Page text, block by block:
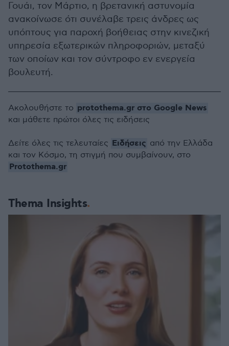
Γουάι, τον Μάρτιο, η βρετανική αστυνομία
ανακοίνωσε ότι συνέλαβε τρεις άνδρες ως
υπόπτους για παροχή βοήθειας στην κινεζική
υπηρεσία εξωτερικών πληροφοριών, μεταξύ
των οποίων και τον σύντροφο εν ενεργεία
βουλευτή.
Thema Insights
Ακολουθήστε το protothema.gr στο Google News
και μάθετε πρώτοι όλες τις ειδήσεις
Δείτε όλες τις τελευταίες Ειδήσεις από την Ελλάδα
και τον Κόσμο, τη στιγμή που συμβαίνουν, στο
Protothema.gr